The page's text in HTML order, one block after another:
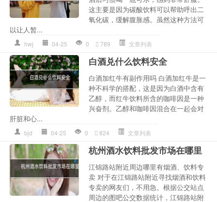
这主要是因为碳酸饮料可以帮助呼出二
氧化碳，缓解腹胀感。虽然这种方法可
以让人暂...
hwj 04-25 0 789 文章列表
白酒兑什么饮料安全
白酒加红牛有副作用吗 白酒加红牛是一
种不科学的搭配，这是因为白酒中含有
乙醇，而红牛饮料所含的咖啡因是一种
兴奋剂。乙醇和咖啡因混合在一起会对
肝脏和心...
bjd 04-25 0 824 文章列表
杭州酒水饮料批发市场在哪里
江锦路站附近周边哪里有烟酒、饮料专
卖 对于在江锦路站附近寻找烟酒和饮料
专卖的网友们，不用急。根据公交站点
周边的图吧公交数据统计，江锦路站附